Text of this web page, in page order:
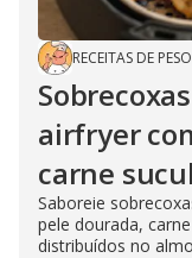
RECEITAS DE PESO
airfryer
carne
Saboreie
pele dourada,
distribuídos no